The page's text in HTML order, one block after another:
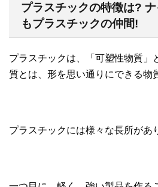
プラスチックの特徴は?
もプラスチックの仲間!
プラスチックは、「可塑性物質」
質とは、形を思い通りにできる物
プラスチックには様々な長所があ